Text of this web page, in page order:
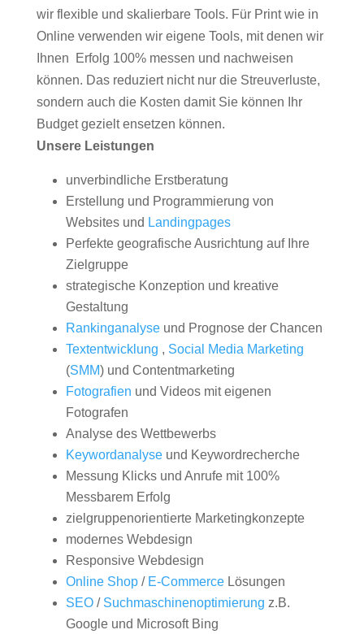
wir flexible und skalierbare Tools. Für Print wie in
Online verwenden wir eigene Tools, mit denen wir
Ihnen Erfolg 100% messen und nachweisen
können. Das reduziert nicht nur die Streuverluste,
sondern auch die Kosten damit Sie können Ihr
Budget gezielt ensetzen können.
Unsere Leistungen
unverbindliche Erstberatung
Erstellung und Programmierung von
Websites und Landingpages
Perfekte geografische Ausrichtung auf Ihre
Zielgruppe
strategische Konzeption und kreative
Gestaltung
Rankinganalyseund Prognose der Chancen
Textentwicklung , Social Media Marketing
(SMM) und Contentmarketing
Fotografien und Videos mit eigenen
Fotografen
Analyse des Wettbewerbs
Keywordanalyseund Keywordrecherche
Messung Klicks und Anrufe mit 100%
Messbarem Erfolg
zielgruppenorientierte Marketingkonzepte
modernes Webdesign
Responsive Webdesign
Online Shop/ E-CommerceLösungen
SEO/ Suchmaschinenoptimierung z.B.
Google und Microsoft Bing